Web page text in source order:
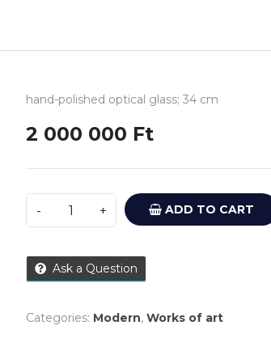
hand-polished optical glass; 34 cm
2 000 000 Ft
ADD TO CART
Ask a Question
Categories: Modern, Works of art